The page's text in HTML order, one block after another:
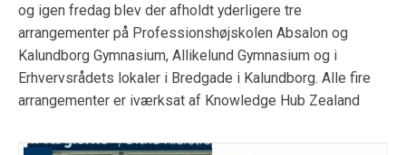
og igen fredag blev der afholdt yderligere tre
arrangementer på Professionshøjskolen Absalon og
Kalundborg Gymnasium, Allikelund Gymnasium og i
Erhvervsrådets lokaler i Bredgade i Kalundborg. Alle fire
arrangementer er iværksat af Knowledge Hub Zealand